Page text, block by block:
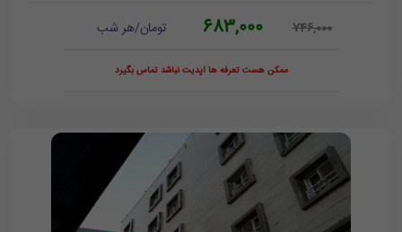
746,000
683,000 تومان/هر شب
ممکن هست تعرفه ها آپدیت نباشد تماس بگیرد